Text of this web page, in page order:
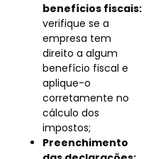
benefícios fiscais:
verifique se a
empresa tem
direito a algum
benefício fiscal e
aplique-o
corretamente no
cálculo dos
impostos;
Preenchimento